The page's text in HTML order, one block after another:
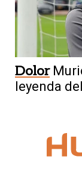
Dolor
leyenda